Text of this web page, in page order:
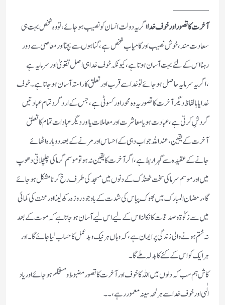
ــــــ
آخرت کا تصور اور خوف خدااگر یہ دولت انسان کو نصیب ہو جائے، تو وہ شخص بہت ہی
سعادت مند، خوش نصیب اور کامیاب شخص ہے ، گناہوں سے بچنا اور معاصی سے دور
رہنا اس کے لئے بہت آسان ہوتا ہے ، کیونکہ خوف خدا ہی اصل تقویٰ اور سرمایہ ہے
،اگر یہ سرمایہ حاصل ہو جائے تو خدا سے قرب اور تعلق کا راستہ آسان ہوجاتا ہے ۔ خوف
خدا یا بالفاظ دیگر آخرت کا تصور یہ وہ محور اور کسوٹی ہے،جس کے اردگرد تمام عبادتیں
گردشِ کرتی ہے ،عبادت ہو یا معاشرت اور معاملات یا اور دیگر عبادات تمام کا تعلق
آخرت کے یقین ،عند اللہ جواب دہی کے احساس اور مرنے کے بعد دوبارہ اٹھائے
جانے کے عقیدہ سے گہرا ربط ہے ، اگر آخرت کا یقین نہ ہو تو موسم گرما کی چلچلاتی دھوپ
میں اور موسم سرما کی سخت ٹھنڈک کے دنوں میں مسجد کی طرف رخ کرنا مشکل ہو جائے
گا ، رمضان المبارک میں بھوک پیاس کی شدت کے باوجود روزہ رکھ لینا اور محنت کی کمائی
میں سے زکوٰۃ و صدقات کا نکالنا اس کے لیے اس لیے آسان ہوجاتا ہے کہ موت کے بعد
نہ ختم ہونے والی زندگی پر ایمان ہے ،کہ وہاں ہر نیک و بد عمل کا حساب لیا جائے گا ۔ اور
ہر ایک کو اس کے کئے کا بدلہ ملے گا ۔
کاش ہم سب کہ دلوں میں اللہ کا خوف اور آخرت کا تصور مضبوط و مستحکم ہو جائے اور یاد
الٰہی اور خوف خدا سے ہر لمحہ سینہ معمور رہے ، ۔۔